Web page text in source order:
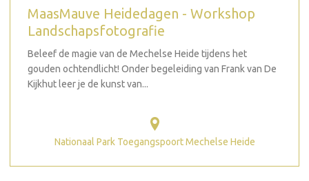
MaasMauve Heidedagen - Workshop
Landschapsfotografie
Beleef de magie van de Mechelse Heide tijdens het
gouden ochtendlicht! Onder begeleiding van Frank van De
Kijkhut leer je de kunst van...
Nationaal Park Toegangspoort Mechelse Heide